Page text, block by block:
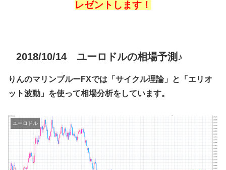
レゼントします！
2018/10/14 ユーロドルの相場予測♪
りんのマリンブルーFXでは「サイクル理論」と「エリオ
ット波動」を使って相場分析をしています。
ユーロドル